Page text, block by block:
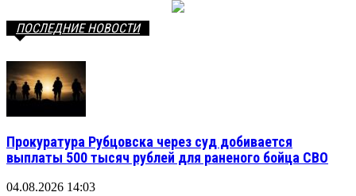
ПОСЛЕДНИЕ НОВОСТИ
Прокуратура Рубцовска через суд добивается
выплаты 500 тысяч рублей для раненого бойца СВО
04.08.2026 14:03